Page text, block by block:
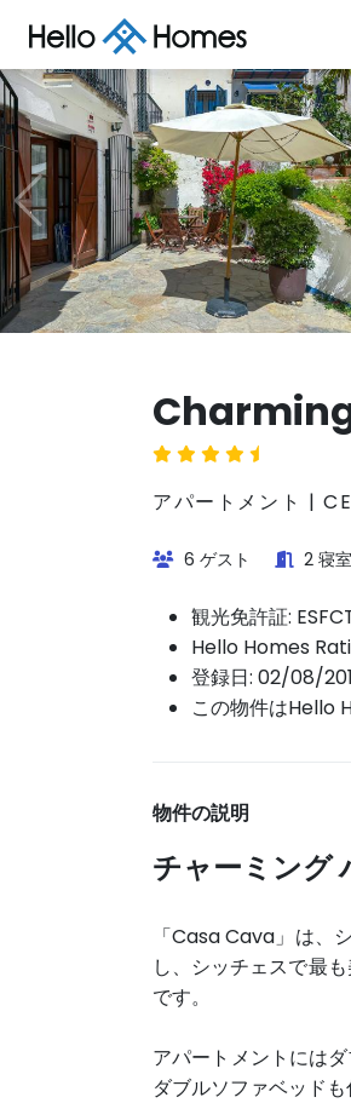
アパートメント |
6 ゲスト 2 寝室
観光免許証:
Hello Homes
登録日: 02/08/
この物件はHello
物件の説明
チャーミング
「Casa Cava」は、
し、シッチェスで最
です。
アパートメントには
ダブルソファベッド